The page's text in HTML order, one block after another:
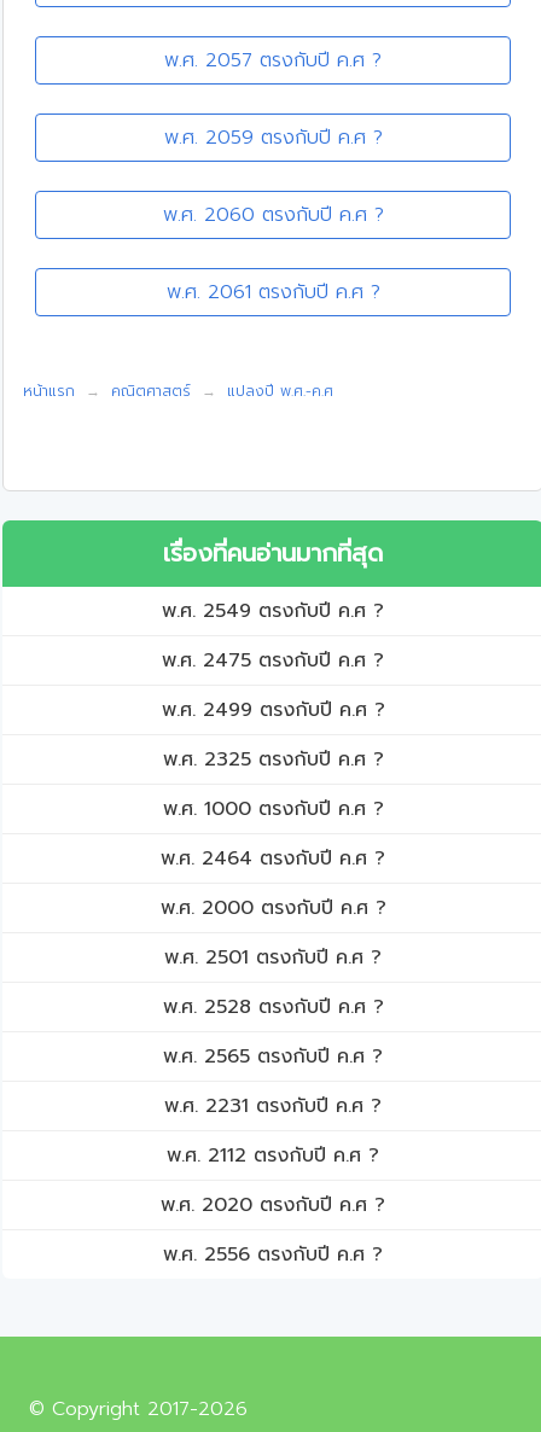
พ.ศ. 2057 ตรงกับปี ค.ศ ?
พ.ศ. 2059 ตรงกับปี ค.ศ ?
พ.ศ. 2060 ตรงกับปี ค.ศ ?
พ.ศ. 2061 ตรงกับปี ค.ศ ?
หน้าแรก คณิตศาสตร์ แปลงปี พ.ศ.-ค.ศ
เรื่องที่คนอ่านมากที่สุด
พ.ศ. 2549 ตรงกับปี ค.ศ ?
พ.ศ. 2475 ตรงกับปี ค.ศ ?
พ.ศ. 2499 ตรงกับปี ค.ศ ?
พ.ศ. 2325 ตรงกับปี ค.ศ ?
พ.ศ. 1000 ตรงกับปี ค.ศ ?
พ.ศ. 2464 ตรงกับปี ค.ศ ?
พ.ศ. 2000 ตรงกับปี ค.ศ ?
พ.ศ. 2501 ตรงกับปี ค.ศ ?
พ.ศ. 2528 ตรงกับปี ค.ศ ?
พ.ศ. 2565 ตรงกับปี ค.ศ ?
พ.ศ. 2231 ตรงกับปี ค.ศ ?
พ.ศ. 2112 ตรงกับปี ค.ศ ?
พ.ศ. 2020 ตรงกับปี ค.ศ ?
พ.ศ. 2556 ตรงกับปี ค.ศ ?
© Copyright 2017-2026